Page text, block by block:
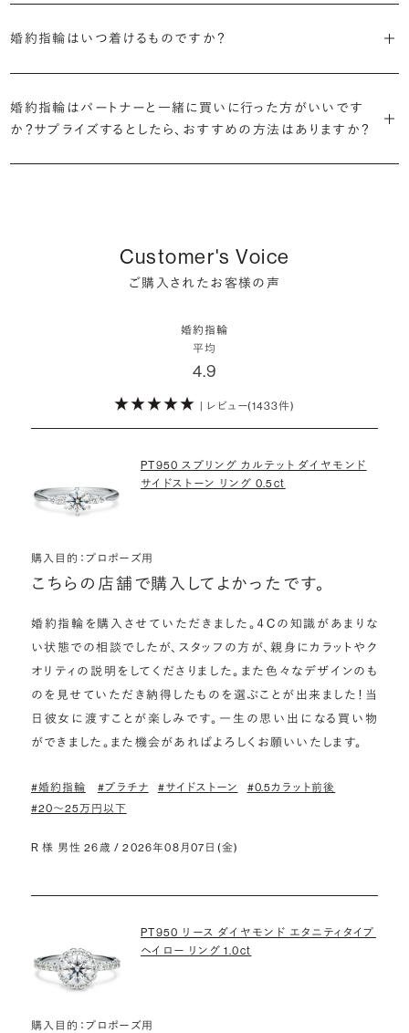
定機関が発行する信頼性の高い鑑定書が付属いたします。
一般的に利用頻度が高い、リングのサイズ直しや表面の仕上げ直しな
どのメンテナンスについては全て永久「無料」保証。その他、万が一に
備えたアフターサービスも永久保証で対応しております。
婚約指輪用のすべてのダイヤモンドに、国内外の信頼性の高い鑑定
す。輝きの違いをお楽しみください。
プラチナの婚約指輪
イエローゴールドの婚約指輪
ピンクゴールドの婚約指輪
も可能です。
詳しくはこちら
人は67.1%。そのうち婚約指輪を贈られた人は67.9%と、全体の約5
婚約指輪は結婚するために必須のものではありませんが、中には「昔
から憧れがあったがパートナーに遠慮して欲しいと言い出せなかっ
検討していただければと思います。
※データ出典：結婚マーケット調査2025
婚約指輪はいつ着けるものですか？
ん。
婚約指輪はパートナーと一緒に買いに行った方がいいです
か？サプライズするとしたら、おすすめの方法はありますか？
しかし、サプライズで贈り贈られるのも、やはり素敵な経験。ブリリアン
ぜひお二人らしいスタイルを見つけてみてください。
Customer's Voice
ご購入されたお客様の声
婚約指輪
平均
4.9
| レビュー(1433件)
PT950 スプリング カルテット ダイヤモンド
サイドストーン リング 0.5ct
購入目的：プロポーズ用
こちらの店舗で購入してよかったです。
婚約指輪を購入させていただきました。４Cの知識があまりな
い状態での相談でしたが、スタッフの方が、親身にカラットやク
オリティの説明をしてくださりました。また色々なデザインのも
のを見せていただき納得したものを選ぶことが出来ました！当
日彼女に渡すことが楽しみです。一生の思い出になる買い物
ができました。また機会があればよろしくお願いいたします。
#婚約指輪 #プラチナ #サイドストーン
#0.5カラット前後
#20〜25万円以下
R 様 男性 26歳 / 2026年08月07日(金)
PT950 リース ダイヤモンド エタニティタイプ
ヘイロー リング 1.0ct
購入目的：プロポーズ用